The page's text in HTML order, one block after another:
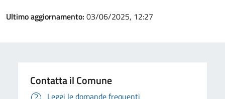
Ultimo aggiornamento: 03/06/2025, 12:27
Contatta il Comune
Leggi le domande frequenti